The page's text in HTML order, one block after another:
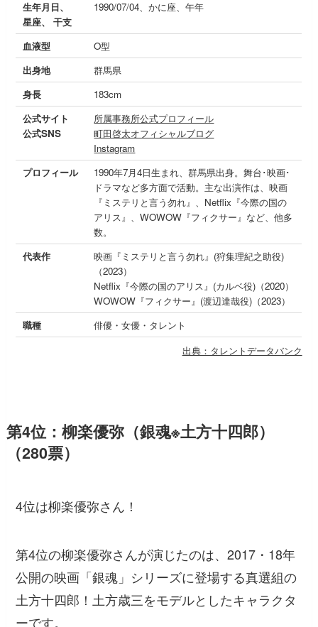
生年月日、
星座、 干支
1990/07/04、かに座、午年
血液型
O型
出身地
群馬県
身長
183cm
公式サイト
公式SNS
所属事務所公式プロフィール
町田啓太オフィシャルブログ
Instagram
プロフィール
1990年7月4日生まれ、群馬県出身。舞台･映画･
ドラマなど多方面で活動。主な出演作は、映画
『ミステリと言う勿れ』、Netflix『今際の国の
アリス』、WOWOW『フィクサー』など、他多
数。
代表作
映画『ミステリと言う勿れ』(狩集理紀之助役)
（2023）
Netflix『今際の国のアリス』(カルベ役)（2020）
WOWOW『フィクサー』(渡辺達哉役)（2023）
職種
俳優・女優・タレント
出典：タレントデータバンク
第4位：柳楽優弥（銀魂※土方十四郎）
（280票）
4位は柳楽優弥さん！
第4位の柳楽優弥さんが演じたのは、2017・18年
公開の映画「銀魂」シリーズに登場する真選組の
土方十四郎！土方歳三をモデルとしたキャラクタ
ーです。